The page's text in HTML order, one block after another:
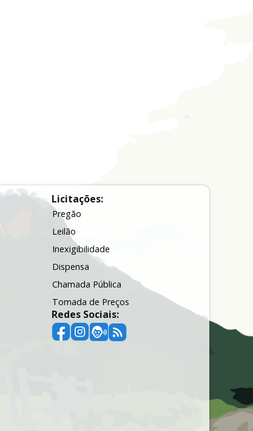
Licitações:
Pregão
Leilão
Inexigibilidade
Dispensa
Chamada Pública
Tomada de Preços
Redes Sociais: